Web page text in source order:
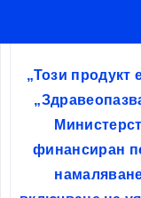
„Този продукт
финансиран